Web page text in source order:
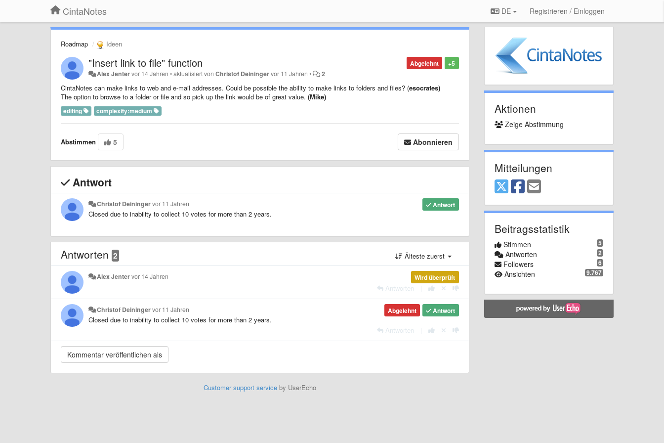
CintaNotes DE Registrieren / Einloggen
Roadmap Ideen
+5
Abgelehnt
"Insert link to file" function
Alex Jentervor 14 Jahren •aktualisiert vonChristof Deiningervor 11 Jahren • 2
CintaNotes can make links to web and e-mail addresses. Could be possible the ability to make links to folders and files? (esocrates)
The option to browse to a folder or file and so pick up the link would be of great value. (Mike)
editing complexity:medium
Abstimmen 5 Abonnieren
Antwort
Antwort
Christof Deiningervor 11 Jahren
Closed due to inability to collect 10 votes for more than 2 years.
Antworten 2 Älteste zuerst
Wird überprüft
Alex Jentervor 14 Jahren
Antworten
Antwort
Abgelehnt
Christof Deiningervor 11 Jahren
Closed due to inability to collect 10 votes for more than 2 years.
Antworten
Customer support serviceby UserEcho
Aktionen
Zeige Abstimmung
Mitteilungen
Beitragsstatistik
5
Stimmen
2
Antworten
6
Followers
9.767
Ansichten